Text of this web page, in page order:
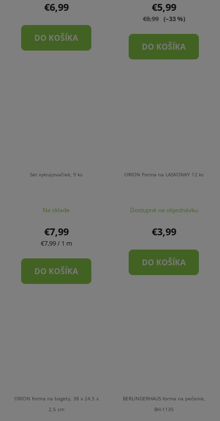
€6,99
DO KOŠÍKA
€5,99
€8,99 (–33 %)
DO KOŠÍKA
Set vykrajovačiek, 9 ks
Na sklade
€7,99
Jednotková
€7,99 / 1 m
DO KOŠÍKA
ORION Forma na LASKONKY 12 ks
Dostupné na objednávku
€3,99
DO KOŠÍKA
ORION forma na bagety, 38 x 24,5 x
2,5 cm
BERLINGERHAUS forma na pečenie,
BH-1135